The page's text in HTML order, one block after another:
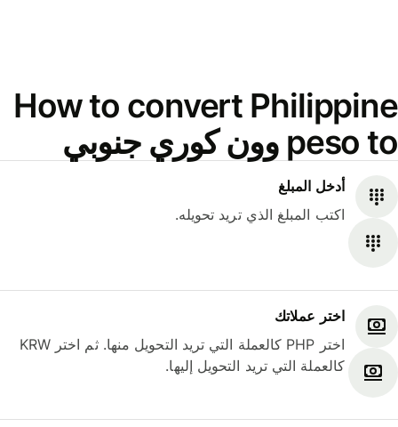
How to convert Philippine
peso to وون كوري جنوبي
أدخل المبلغ
اكتب المبلغ الذي تريد تحويله.
اختر عملاتك
اختر PHP كالعملة التي تريد التحويل منها. ثم اختر KRW
كالعملة التي تريد التحويل إليها.